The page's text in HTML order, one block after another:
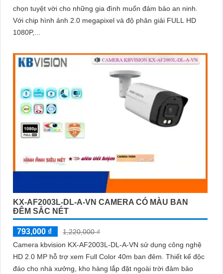
chọn tuyệt vời cho những gia đình muốn đảm bảo an ninh.
Với chip hình ảnh 2.0 megapixel và độ phân giải FULL HD
1080P,...
KX-AF2003L-DL-A-VN CAMERA CÓ MÀU BAN
ĐÊM SẮC NÉT
793,000 ₫
1,220,000 ₫
Camera kbvision KX-AF2003L-DL-A-VN sử dụng công nghệ
HD 2.0 MP hỗ trợ xem Full Color 40m ban đêm. Thiết kế độc
đáo cho nhà xưởng, kho hàng lắp đặt ngoài trời đảm bảo